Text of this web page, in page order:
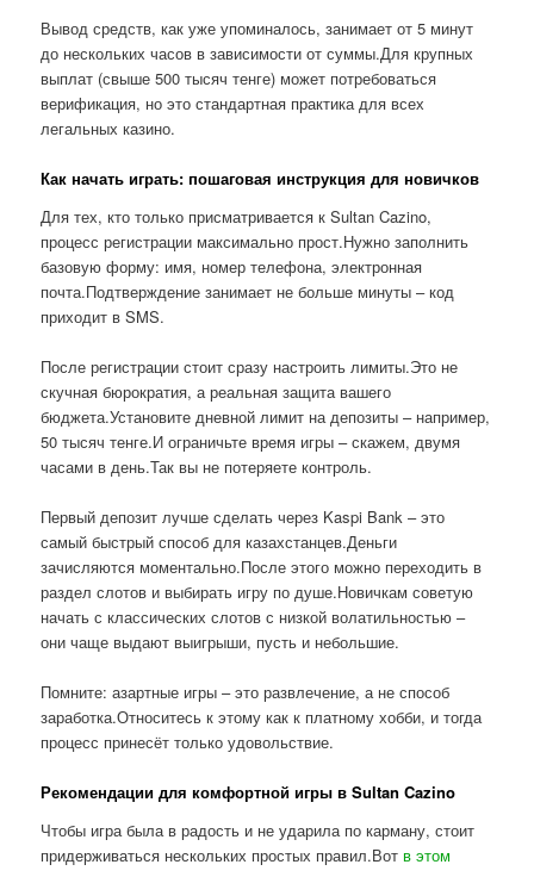
Вывод средств, как уже упоминалось, занимает от 5 минут
до нескольких часов в зависимости от суммы.Для крупных
выплат (свыше 500 тысяч тенге) может потребоваться
верификация, но это стандартная практика для всех
легальных казино.
Как начать играть: пошаговая инструкция для новичков
Для тех, кто только присматривается к Sultan Cazino,
процесс регистрации максимально прост.Нужно заполнить
базовую форму: имя, номер телефона, электронная
почта.Подтверждение занимает не больше минуты – код
приходит в SMS.
После регистрации стоит сразу настроить лимиты.Это не
скучная бюрократия, а реальная защита вашего
бюджета.Установите дневной лимит на депозиты – например,
50 тысяч тенге.И ограничьте время игры – скажем, двумя
часами в день.Так вы не потеряете контроль.
Первый депозит лучше сделать через Kaspi Bank – это
самый быстрый способ для казахстанцев.Деньги
зачисляются моментально.После этого можно переходить в
раздел слотов и выбирать игру по душе.Новичкам советую
начать с классических слотов с низкой волатильностью –
они чаще выдают выигрыши, пусть и небольшие.
Помните: азартные игры – это развлечение, а не способ
заработка.Относитесь к этому как к платному хобби, и тогда
процесс принесёт только удовольствие.
Рекомендации для комфортной игры в Sultan Cazino
Чтобы игра была в радость и не ударила по карману, стоит
придерживаться нескольких простых правил.Вотв этом